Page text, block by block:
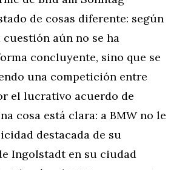
de cosas diferente: según
aún no se ha
concluyente, sino que se
una competición entre
el lucrativo acuerdo de
cosa está clara: a BMW no le
destacada de su
Ingolstadt en su ciudad